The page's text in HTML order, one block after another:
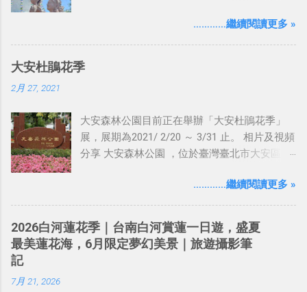
值得慢慢走訪。 影片分享 大手印聖城
…………繼續閱讀更多 »
大安杜鵑花季
2月 27, 2021
大安森林公園目前正在舉辦「大安杜鵑花季」
展，展期為2021/ 2/20 ～ 3/31 止。 相片及視頻
分享 大安森林公園 ，位於臺灣臺北市大安區，
園，園內除大量樹林，亦有規劃花壇。亦設有
行人座椅、涼亭、露天音樂舞 台、慢跑道等多
種休憩設施，公園下方靠信義路、建國南路口
側則設置有地下停車 場。 整個公園主要可分
為：竹林區、榕樹區、香花區、水生植物區、
…………繼續閱讀更多 »
2026白河蓮花季｜台南白河賞蓮一日遊，盛夏
最美蓮花海，6月限定夢幻美景｜旅遊攝影筆
記
7月 21, 2026